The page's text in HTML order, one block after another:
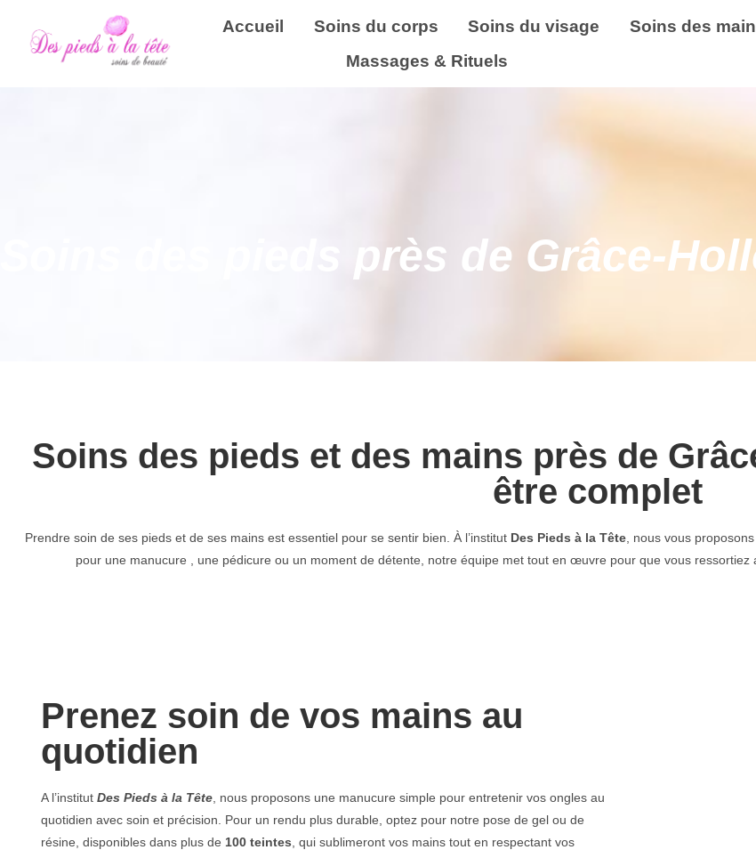
Accueil Soins du corps Soins du visage Soins des
Massages & Rituels
Soins des pieds près de
Soins des pieds et des mains près de
être complet
Prendre soin de ses pieds et de ses mains est essentiel pour se sentir bien. À l’institut Des Pieds à la Tête, nous vous
pour une manucure , une pédicure ou un moment de détente, notre équipe met tout en œuvre pour que vous
Prenez soin de vos mains au
quotidien
A l’institut Des Pieds à la Tête, nous proposons une manucure simple pour entretenir vos ongles au
quotidien avec soin et précision. Pour un rendu plus durable, optez pour notre pose de gel ou de
résine, disponibles dans plus de 100 teintes , qui sublimeront vos mains tout en respectant vos